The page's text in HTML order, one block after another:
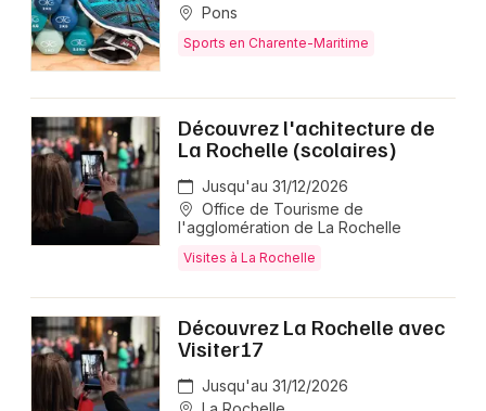
Pons
Sports en Charente-Maritime
Découvrez l'achitecture de
La Rochelle (scolaires)
Jusqu'au 31/12/2026
Office de Tourisme de
l'agglomération de La Rochelle
Visites à La Rochelle
Découvrez La Rochelle avec
Visiter17
Jusqu'au 31/12/2026